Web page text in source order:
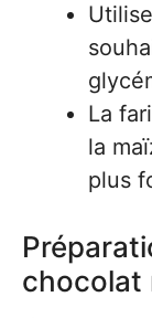
La
la
plus
chocolat